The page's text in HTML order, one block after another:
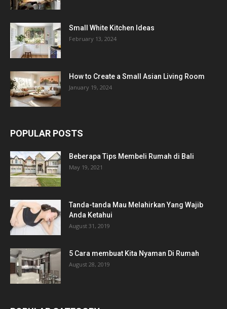
Small White Kitchen Ideas
February 13, 2024
How to Create a Small Asian Living Room
January 19, 2024
POPULAR POSTS
Beberapa Tips Membeli Rumah di Bali
May 19, 2021
Tanda-tanda Mau Melahirkan Yang Wajib
Anda Ketahui
August 31, 2019
5 Cara membuat Kita Nyaman Di Rumah
August 28, 2019